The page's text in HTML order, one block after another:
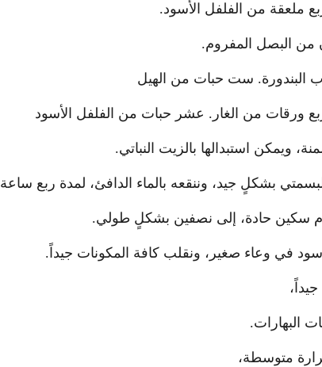
ملعقة من الفلفل الأسود.
من البصل المفروم.
البندورة. ست حبات من الهيل
ورقات من الغار. عشر حبات من الفلفل الأسود
ويمكن استبدالها بالزيت النباتي.
بشكلٍ جيد، وننقعه بالماء الدافئ، لمدة ربع ساعة
سكين حادة، إلى نصفين بشكلٍ طولي.
في وعاء صغير، ونقلب كافة المكونات جيداً.
البهارات.
متوسطة،